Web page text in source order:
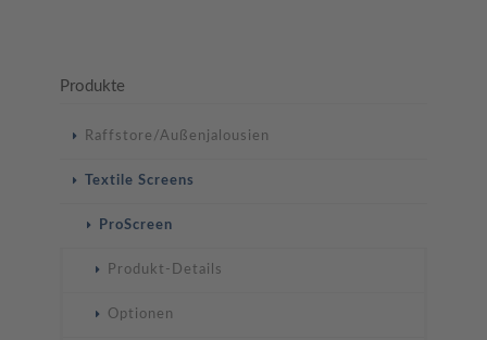
Produkte
Navigation
Raffstore/Außenjalousien
Textile Screens
ProScreen
Produkt-Details
Optionen